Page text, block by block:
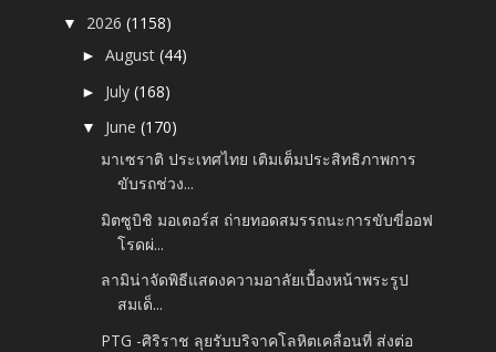
▼ 2026(1158)
►August(44)
► July(168)
▼ June(170)
มาเซราติ ประเทศไทย เติมเต็มประสิทธิภาพการ
ขับรถช่วง...
มิตซูบิชิ มอเตอร์ส ถ่ายทอดสมรรถนะการขับขี่ออฟ
โรดผ่...
ลามิน่าจัดพิธีแสดงความอาลัยเบื้องหน้าพระรูป
สมเด็...
PTG -ศิริราช ลุยรับบริจาคโลหิตเคลื่อนที่ ส่งต่อ